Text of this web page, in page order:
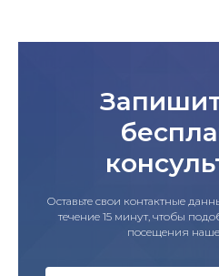
Оставьте свои контактные
течение 15 минут, чтобы
посещения